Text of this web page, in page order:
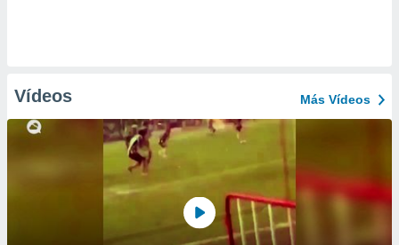
Vídeos Más Vídeos